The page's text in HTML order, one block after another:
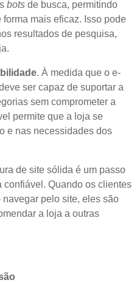
bots de busca, permitindo
mais eficaz. Isso pode
resultados de pesquisa,
. À medida que o e-
ser capaz de suportar a
sem comprometer a
permite que a loja se
e nas necessidades dos
de site sólida é um passo
confiável. Quando os clientes
pelo site, eles são
a loja a outras